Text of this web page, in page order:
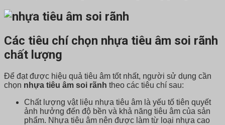
Các tiêu chí chọn nhựa tiêu âm soi rãnh
chất lượng
Để đạt được hiệu quả tiêu âm tốt nhất, người sử dụng cần
chọn nhựa tiêu âm soi rãnh theo các tiêu chí sau:
Chất lượng vật liệu nhựa tiêu âm là yếu tố tiên quyết
ảnh hưởng đến độ bền và khả năng tiêu âm của sản
phẩm. Nhựa tiêu âm nên được làm từ loại nhựa cao